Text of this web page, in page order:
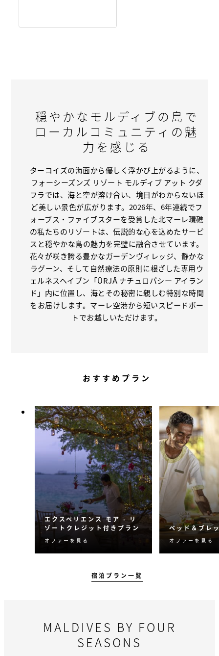
穏やかなモルディブの島で
ローカルコミュニティの魅
力を感じる
ターコイズの海面から優しく浮かび上がるように、
フォーシーズンズ リゾート モルディブ アット クダ
フラでは、海と空が溶け合い、境目がわからないほ
ど美しい景色が広がります。2026年、6年連続でフ
ォーブス・ファイブスターを受賞した北マーレ環礁
の私たちのリゾートは、伝説的な心を込めたサービ
スと穏やかな島の魅力を完璧に融合させています。
花々が咲き誇る豊かなガーデンヴィレッジ、静かな
ラグーン、そして自然療法の原則に根ざした専用ウ
ェルネスヘイブン「ŪRJĀ ナチュロパシー アイラン
ド」内に位置し、海とその秘密に親しむ特別な時間
をお届けします。マーレ空港から短いスピードボー
トでお越しいただけます。
おすすめプラン
エクスペリエンス モア - リ
ゾートクレジット付きプラン
クレジットを利用してご滞
在をさらに充実させましょ
楽しみください。
オファーを見る
ベッド＆ブレ
ゆっくりと休
美しい景色を
オファーを見る
宿泊プラン一覧
MALDIVES BY FOUR
SEASONS